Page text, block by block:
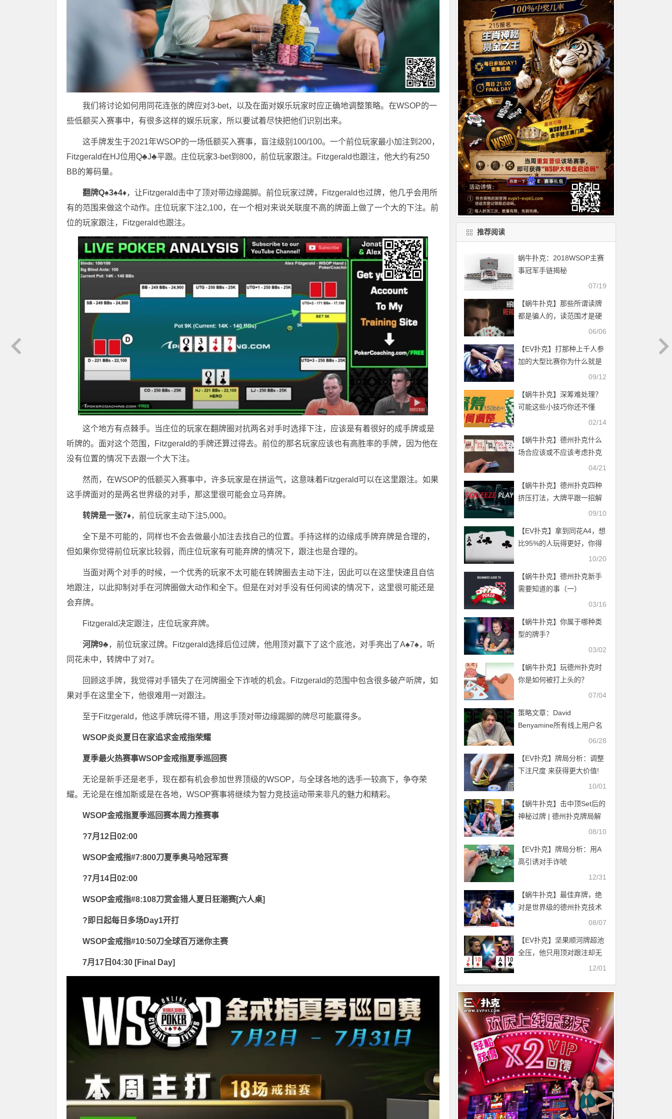
我们将讨论如何用同花连张的牌应对3-bet，以及在面对娱乐玩家时应正确地调整策略。在WSOP的一
些低额买入赛事中，有很多这样的娱乐玩家，所以要试着尽快把他们识别出来。
这手牌发生于2021年WSOP的一场低额买入赛事，盲注级别100/100。一个前位玩家最小加注到200，
Fitzgerald在HJ位用Q♣J♣平跟。庄位玩家3-bet到800，前位玩家跟注。Fitzgerald也跟注，他大约有250
BB的筹码量。
翻牌Q♠3♠4♦，让Fitzgerald击中了顶对带边缘踢脚。前位玩家过牌，Fitzgerald也过牌，他几乎会用所
有的范围来做这个动作。庄位玩家下注2,100，在一个相对来说关联度不高的牌面上做了一个大的下注。前
位的玩家跟注，Fitzgerald也跟注。
这个地方有点棘手。当庄位的玩家在翻牌圈对抗两名对手时选择下注，应该是有着很好的成手牌或是
听牌的。面对这个范围，Fitzgerald的手牌还算过得去。前位的那名玩家应该也有高胜率的手牌，因为他在
没有位置的情况下去跟一个大下注。
然而，在WSOP的低额买入赛事中，许多玩家是在拼运气，这意味着Fitzgerald可以在这里跟注。如果
这手牌面对的是两名世界级的对手，那这里很可能会立马弃牌。
转牌是一张7♦，前位玩家主动下注5,000。
全下是不可能的，同样也不会去做最小加注去找自己的位置。手持这样的边缘成手牌弃牌是合理的，
但如果你觉得前位玩家比较弱，而庄位玩家有可能弃牌的情况下，跟注也是合理的。
当面对两个对手的时候，一个优秀的玩家不太可能在转牌圈去主动下注，因此可以在这里快速且自信
地跟注，以此抑制对手在河牌圈做大动作和全下。但是在对对手没有任何阅读的情况下，这里很可能还是
会弃牌。
Fitzgerald决定跟注，庄位玩家弃牌。
河牌9♣，前位玩家过牌。Fitzgerald选择后位过牌，他用顶对赢下了这个底池，对手亮出了A♠7♠，听
同花未中，转牌中了对7。
回顾这手牌，我觉得对手错失了在河牌圈全下诈唬的机会。Fitzgerald的范围中包含很多破产听牌，如
果对手在这里全下，他很难用一对跟注。
至于Fitzgerald，他这手牌玩得不错，用这手顶对带边缘踢脚的牌尽可能赢得多。
WSOP炎炎夏日在家追求金戒指荣耀
夏季最火热赛事WSOP金戒指夏季巡回赛
无论是新手还是老手，现在都有机会参加世界顶级的WSOP，与全球各地的选手一较高下，争夺荣
耀。无论是在维加斯或是在各地，WSOP赛事将继续为智力竞技运动带来非凡的魅力和精彩。
WSOP金戒指夏季巡回赛本周力推赛事
?7月12日02:00
WSOP金戒指#7:800刀夏季奥马哈冠军赛
?7月14日02:00
WSOP金戒指#8:108刀赏金猎人夏日狂潮赛[六人桌]
?即日起每日多场Day1开打
WSOP金戒指#10:50刀全球百万迷你主赛
7月17日04:30 [Final Day]
推荐阅读
蜗牛扑克：2018WSOP主赛
事冠军手链揭秘
07/19
【蜗牛扑克】那些所谓读牌
都是骗人的，读范围才是硬
06/06
【EV扑克】打那种上千人参
加的大型比赛你为什么就是
09/12
【蜗牛扑克】深筹难处理？
可能这些小技巧你还不懂
02/14
【蜗牛扑克】德州扑克什么
场合应该或不应该考虑扑克
理论，你知道吗？（下）04/21
【蜗牛扑克】德州扑克四种
挤压打法，大牌平跟一招解
09/10
【EV扑克】拿到同花A4，想
比95%的人玩得更好，你得
10/20
【蜗牛扑克】德州扑克新手
需要知道的事（一）
03/16
【蜗牛扑克】你属于哪种类
型的牌手？
03/02
【蜗牛扑克】玩德州扑克时
你是如何被打上头的？
07/04
策略文章：David
Benyamine所有线上用户名
06/28
【EV扑克】牌局分析：调整
下注尺度 来获得更大价值!
10/01
【蜗牛扑克】击中顶Set后的
神秘过牌 | 德州扑克牌局解
08/10
【EV扑克】牌局分析：用A
高引诱对手诈唬
12/31
【蜗牛扑克】最佳弃牌，绝
对是世界级的德州扑克技术
08/07
【EV扑克】坚果顺河牌超池
全压，他只用顶对跟注却无
12/01